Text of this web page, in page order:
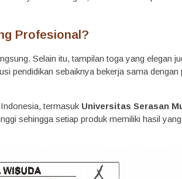
Profesional?
Selain itu, tampilan toga yang elegan
pendidikan sebaiknya bekerja sama dengan
termasuk Universitas Serasan
sehingga setiap produk memiliki hasil